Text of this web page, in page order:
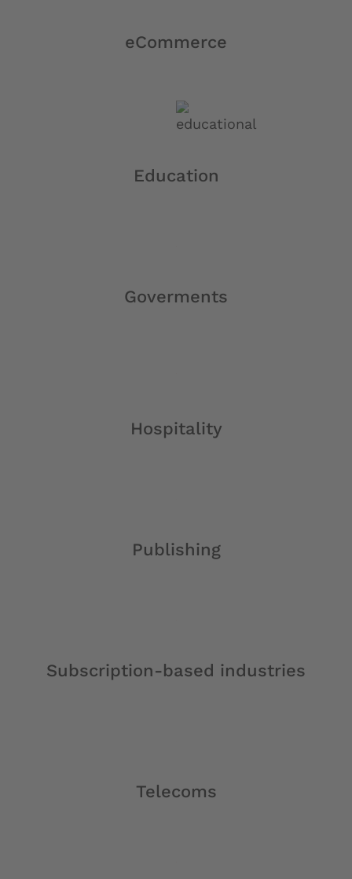
eCommerce
Education
Goverments
Hospitality
Publishing
Subscription-based industries
Telecoms